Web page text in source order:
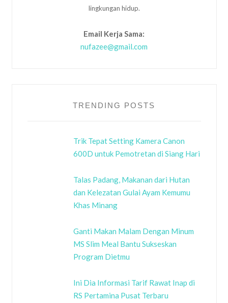
lingkungan hidup.
Email Kerja Sama:
nufazee@gmail.com
TRENDING POSTS
Trik Tepat Setting Kamera Canon
600D untuk Pemotretan di Siang Hari
Talas Padang, Makanan dari Hutan
dan Kelezatan Gulai Ayam Kemumu
Khas Minang
Ganti Makan Malam Dengan Minum
MS Slim Meal Bantu Sukseskan
Program Dietmu
Ini Dia Informasi Tarif Rawat Inap di
RS Pertamina Pusat Terbaru